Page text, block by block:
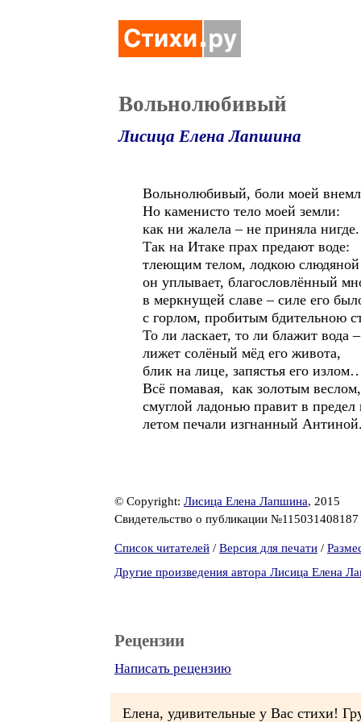
Вольнолюбивый
Лисица Елена Лапшина
Вольнолюбивый, боли моей
Но каменисто тело моей земли:
как ни жалела – не приняла нигде.
Так на Итаке прах предают воде:
тлеющим телом, лодкою слюдяной
он уплывает, благословлённый
в меркнущей славе – силе его
с горлом, пробитым бдительною
То ли ласкает, то ли блажит вода –
лижет солёный мёд его живота,
блик на лице, запястья его
Всё помавая, как золотым веслом,
смуглой ладонью правит в предел
летом печали изгнанный Антиной.
© Copyright: Лисица Елена Лапшина, 2015
Свидетельство о публикации №115031408187
Список читателей / Версия для печати /
Другие произведения автора Лисица Елена
Рецензии
Написать рецензию
Елена, удивительные у Вас стихи!